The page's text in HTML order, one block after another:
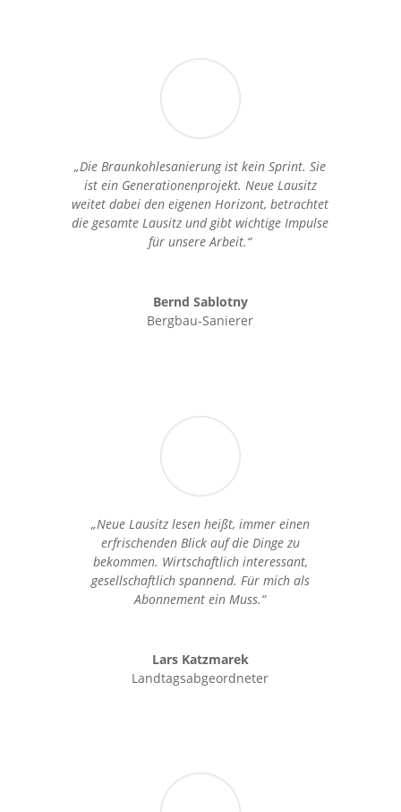
„Die Braunkohlesanierung ist kein Sprint. Sie
ist ein Generationenprojekt. Neue Lausitz
weitet dabei den eigenen Horizont, betrachtet
die gesamte Lausitz und gibt wichtige Impulse
für unsere Arbeit.“
Bernd Sablotny
Bergbau-Sanierer
„Neue Lausitz lesen heißt, immer einen
erfrischenden Blick auf die Dinge zu
bekommen. Wirtschaftlich interessant,
gesellschaftlich spannend. Für mich als
Abonnement ein Muss.“
Lars Katzmarek
Landtagsabgeordneter